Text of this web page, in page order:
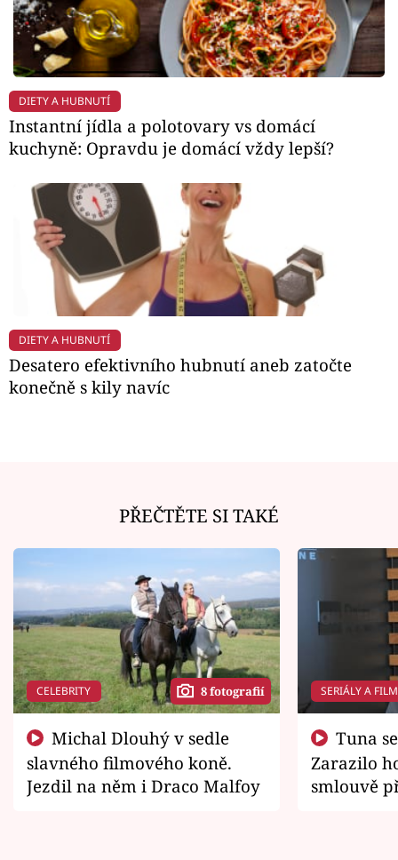
DIETY A HUBNUTÍ
Instantní jídla a polotovary vs domácí
kuchyně: Opravdu je domácí vždy lepší?
DIETY A HUBNUTÍ
Desatero efektivního hubnutí aneb zatočte
konečně s kily navíc
PŘEČTĚTE SI TAKÉ
CELEBRITY 8 fotografií
slavného filmového koně.
Jezdil na něm i Draco Malfoy
SERIÁLY A
Zarazilo
smlouvě